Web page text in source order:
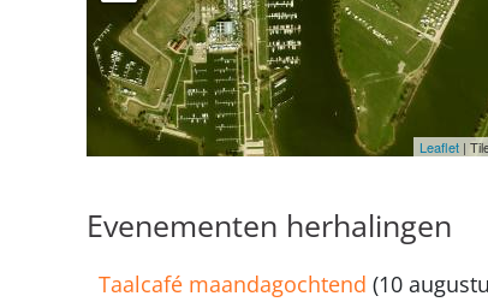
Leaflet |
Evenementen herhalingen
Taalcafé maandagochtend (10